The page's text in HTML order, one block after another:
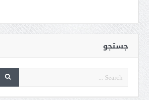
جستجو